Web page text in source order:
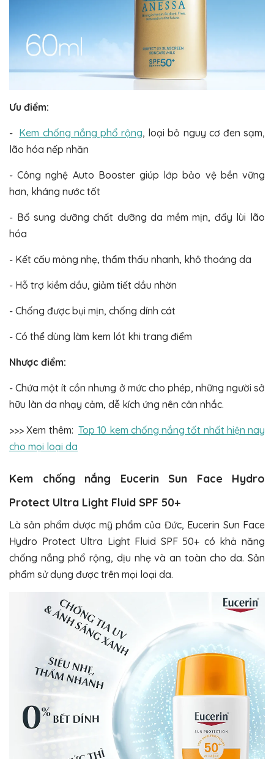
Ưu điểm:
- Kem chống nắng phổ rộng, loại bỏ nguy cơ đen sạm,
lão hóa nếp nhăn
- Công nghệ Auto Booster giúp lớp bảo vệ bền vững
hơn, kháng nước tốt
- Bổ sung dưỡng chất dưỡng da mềm mịn, đẩy lùi lão
hóa
- Kết cấu mỏng nhẹ, thẩm thấu nhanh, khô thoáng da
- Hỗ trợ kiềm dầu, giảm tiết dầu nhờn
- Chống được bụi mịn, chống dính cát
- Có thể dùng làm kem lót khi trang điểm
Nhược điểm:
- Chứa một ít cồn nhưng ở mức cho phép, những người sở
hữu làn da nhạy cảm, dễ kích ứng nên cân nhắc.
>>> Xem thêm: Top 10 kem chống nắng tốt nhất hiện nay
cho mọi loại da
Kem chống nắng Eucerin Sun Face Hydro
Protect Ultra Light Fluid SPF 50+
Là sản phẩm dược mỹ phẩm của Đức, Eucerin Sun Face
Hydro Protect Ultra Light Fluid SPF 50+ có khả năng
chống nắng phổ rộng, dịu nhẹ và an toàn cho da. Sản
phẩm sử dụng được trên mọi loại da.